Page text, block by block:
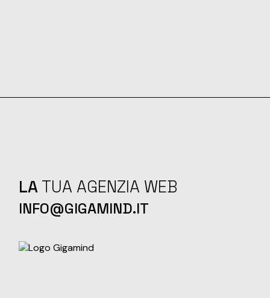
LA TUA AGENZIA WEB
INFO@GIGAMIND.IT